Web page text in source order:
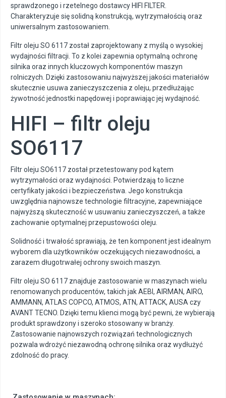
sprawdzonego i rzetelnego dostawcy HIFI FILTER.
Charakteryzuje się solidną konstrukcją, wytrzymałością oraz
uniwersalnym zastosowaniem.
Filtr oleju SO 6117 został zaprojektowany z myślą o wysokiej
wydajności filtracji. To z kolei zapewnia optymalną ochronę
silnika oraz innych kluczowych komponentów maszyn
rolniczych. Dzięki zastosowaniu najwyższej jakości materiałów
skutecznie usuwa zanieczyszczenia z oleju, przedłużając
żywotność jednostki napędowej i poprawiając jej wydajność.
HIFI – filtr oleju
SO6117
Filtr oleju SO6117 został przetestowany pod kątem
wytrzymałości oraz wydajności. Potwierdzają to liczne
certyfikaty jakości i bezpieczeństwa. Jego konstrukcja
uwzględnia najnowsze technologie filtracyjne, zapewniające
najwyższą skuteczność w usuwaniu zanieczyszczeń, a także
zachowanie optymalnej przepustowości oleju.
Solidność i trwałość sprawiają, że ten komponent jest idealnym
wyborem dla użytkowników oczekujących niezawodności, a
zarazem długotrwałej ochrony swoich maszyn.
Filtr oleju SO 6117 znajduje zastosowanie w maszynach wielu
renomowanych producentów, takich jak AEBI, AIRMAN, AIRO,
AMMANN, ATLAS COPCO, ATMOS, ATN, ATTACK, AUSA czy
AVANT TECNO. Dzięki temu klienci mogą być pewni, że wybierają
produkt sprawdzony i szeroko stosowany w branży.
Zastosowanie najnowszych rozwiązań technologicznych
pozwala wdrożyć niezawodną ochronę silnika oraz wydłużyć
zdolność do pracy.